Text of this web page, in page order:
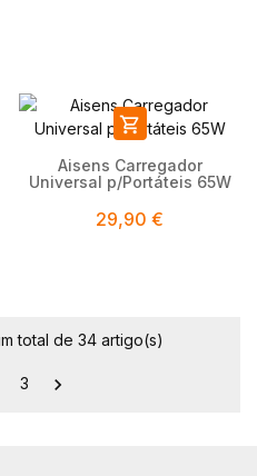

Aisens Carregador
Universal p/Portáteis 65W
29,90 €
total de 34 artigo(s)
3 